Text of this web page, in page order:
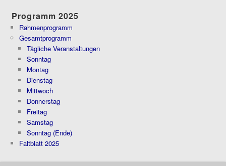
Programm 2025
Rahmenprogramm
Gesamtprogramm
Tägliche Veranstaltungen
Sonntag
Montag
Dienstag
Mittwoch
Donnerstag
Freitag
Samstag
Sonntag (Ende)
Faltblatt 2025